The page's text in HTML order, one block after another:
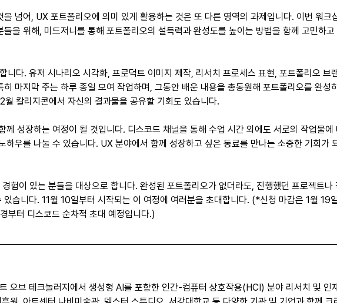
넘어, UX 포트폴리오에 의미 있게 활용하는 것은 또 다른 영역의 과제입니다. 이번 워크
을 위해, 미드저니를 통해 포트폴리오의 설득력과 완성도를 높이는 방법을 함께 고민하고
니다. 유저 시나리오 시각화, 프로덕트 이미지 제작, 리서치 프로세스 표현, 포트폴리오 브
마지막 주는 하루 종일 모여 작업하며, 그동안 배운 내용을 총동원해 포트폴리오를 완성
월 칼리지콘에서 자신의 결과물을 공유할 기회도 있습니다.
께 성장하는 여정이 될 것입니다. 디스코드 채널을 통해 수업 시간 외에도 서로의 작업물에
하우를 나눌 수 있습니다. UX 분야에서 함께 성장하고 싶은 동료를 만나는 소중한 기회가
험이 있는 분들을 대상으로 합니다. 완성된 포트폴리오가 없더라도, 진행했던 프로젝트나
있습니다. 11월 10일부터 시작되는 이 여정에 여러분을 초대합니다. (*신청 마감은 1월 19
부터 디스코드 순차적 초대 예정입니다.)
오브 테크놀러지에서 생성형 AI를 포함한 인간-컴퓨터 상호작용(HCI) 분야 리서치 및 인